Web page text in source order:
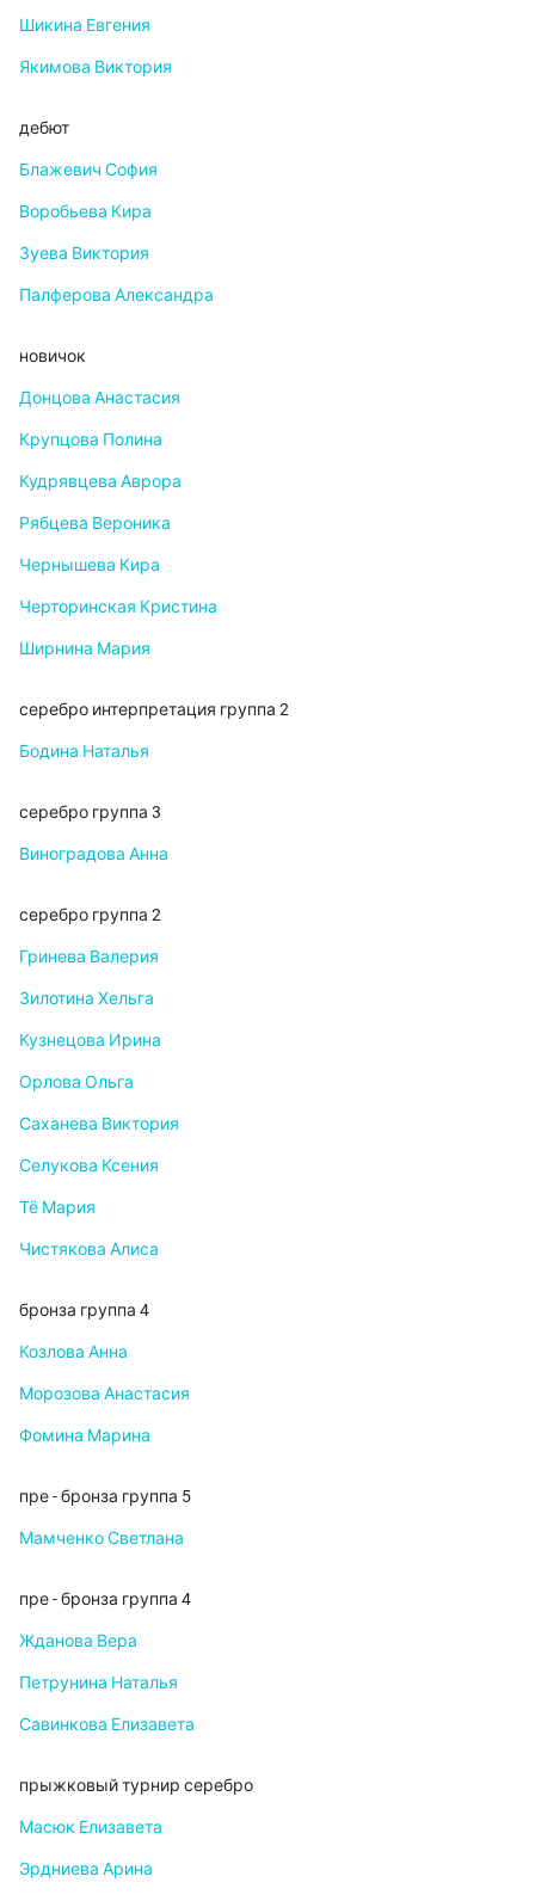
Шикина Евгения
Якимова Виктория
дебют
Блажевич София
Воробьева Кира
Зуева Виктория
Палферова Александра
новичок
Донцова Анастасия
Крупцова Полина
Кудрявцева Аврора
Рябцева Вероника
Чернышева Кира
Черторинская Кристина
Ширнина Мария
серебро интерпретация группа 2
Бодина Наталья
серебро группа 3
Виноградова Анна
серебро группа 2
Гринева Валерия
Зилотина Хельга
Кузнецова Ирина
Орлова Ольга
Саханева Виктория
Селукова Ксения
Тё Мария
Чистякова Алиса
бронза группа 4
Козлова Анна
Морозова Анастасия
Фомина Марина
пре - бронза группа 5
Мамченко Светлана
пре - бронза группа 4
Жданова Вера
Петрунина Наталья
Савинкова Елизавета
прыжковый турнир серебро
Масюк Елизавета
Эрдниева Арина